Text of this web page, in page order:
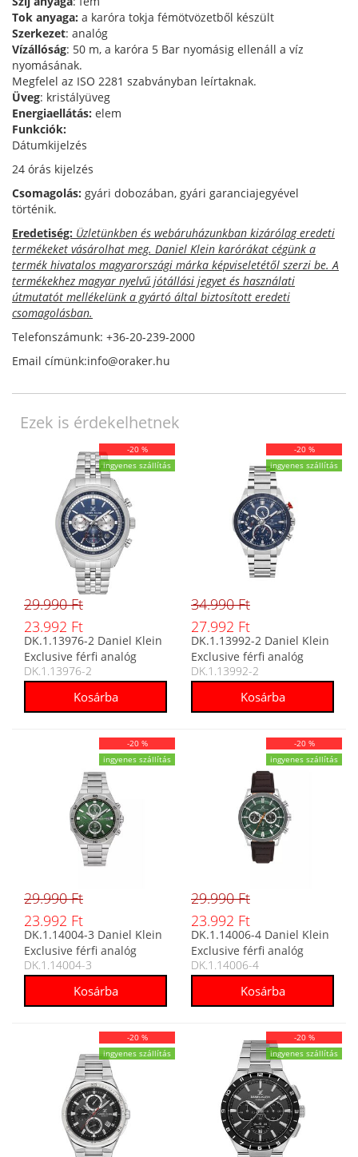
Tok anyaga: a karóra tokja fémötvözetből készült
Szerkezet: analóg
Vízállóság: 50 m, a karóra 5 Bar nyomásig ellenáll a víz
nyomásának.
Megfelel az ISO 2281 szabványban leírtaknak.
Üveg: kristályüveg
Energiaellátás: elem
Funkciók:
Dátumkijelzés
24 órás kijelzés
Csomagolás: gyári dobozában, gyári garanciajegyével
történik.
Eredetiség: Üzletünkben és webáruházunkban kizárólag eredeti
termékeket vásárolhat meg. Daniel Klein karórákat cégünk a
termék hivatalos magyarországi márka képviseletétől szerzi be. A
termékekhez magyar nyelvű jótállási jegyet és használati
útmutatót mellékelünk a gyártó által biztosított eredeti
csomagolásban.
Telefonszámunk: +36-20-239-2000
Email címünk:info@oraker.hu
Ezek is érdekelhetnek
-20 %
ingyenes szállítás
29.990 Ft
23.992 Ft
DK.1.13976-2 Daniel Klein
Exclusive férfi analóg
karóra
DK.1.13976-2
-20 %
ingyenes szállítás
34.990 Ft
27.992 Ft
DK.1.13992-2 Daniel Klein
Exclusive férfi analóg
karóra
DK.1.13992-2
-20 %
ingyenes szállítás
29.990 Ft
23.992 Ft
DK.1.14004-3 Daniel Klein
Exclusive férfi analóg
karóra
DK.1.14004-3
-20 %
ingyenes szállítás
29.990 Ft
23.992 Ft
DK.1.14006-4 Daniel Klein
Exclusive férfi analóg
karóra
DK.1.14006-4
-20 %
ingyenes szállítás
-20 %
ingyenes szállítás